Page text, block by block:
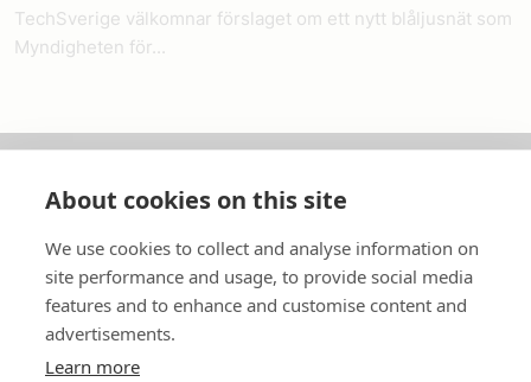
TechSverige välkomnar förslaget om ett nytt blåljusnät som
Myndigheten för...
In English
Standardavtal
Snabblänkar
About cookies on this site
We use cookies to collect and analyse information on
site performance and usage, to provide social media
features and to enhance and customise content and
advertisements.
Learn more